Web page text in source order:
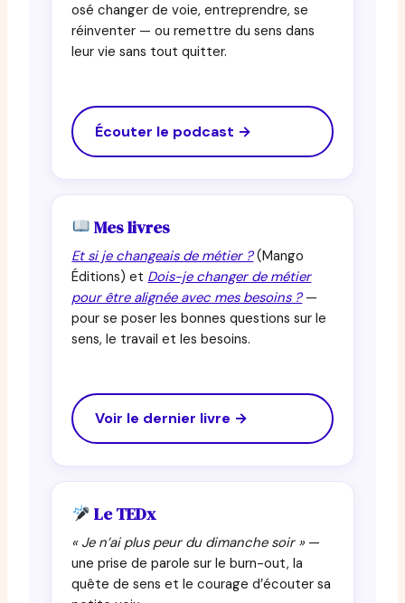
osé changer de voie, entreprendre, se
réinventer — ou remettre du sens dans
leur vie sans tout quitter.
Écouter le podcast →
Mes livres
Et si je changeais de métier ?(Mango
Éditions) et Dois-je changer de métier
pour être alignée avec mes besoins ?—
pour se poser les bonnes questions sur le
sens, le travail et les besoins.
Voir le dernier livre →
Le TEDx
« Je n’ai plus peur du dimanche soir » —
une prise de parole sur le burn-out, la
quête de sens et le courage d’écouter sa